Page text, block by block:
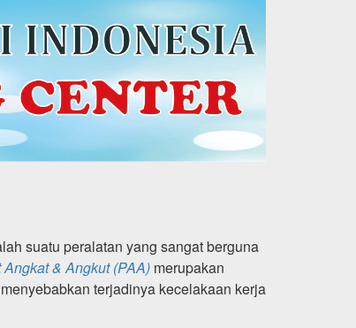
suatu peralatan yang sangat berguna
& Angkut (PAA) merupakan
terjadinya kecelakaan kerja